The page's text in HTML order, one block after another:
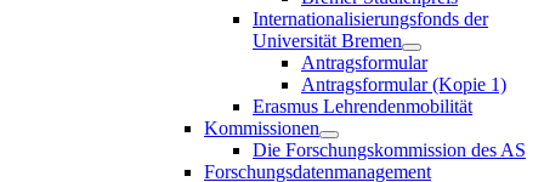
Internationalisierungsfonds der
Universität Bremen
Antragsformular
Antragsformular (Kopie 1)
Erasmus Lehrendenmobilität
Kommissionen
Die Forschungskommission des AS
Forschungsdatenmanagement